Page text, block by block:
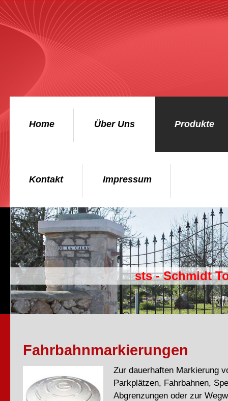
Home Über Uns Produkte
Kontakt Impressum
sts - Schmidt
Fahrbahnmarkierungen
Zur dauerhaften Markierung
Parkplätzen, Fahrbahnen,
Abgrenzungen oder zur